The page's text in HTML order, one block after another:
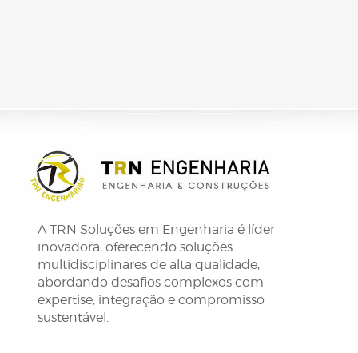
A TRN Soluções em Engenharia é líder
inovadora, oferecendo soluções
multidisciplinares de alta qualidade,
abordando desafios complexos com
expertise, integração e compromisso
sustentável.